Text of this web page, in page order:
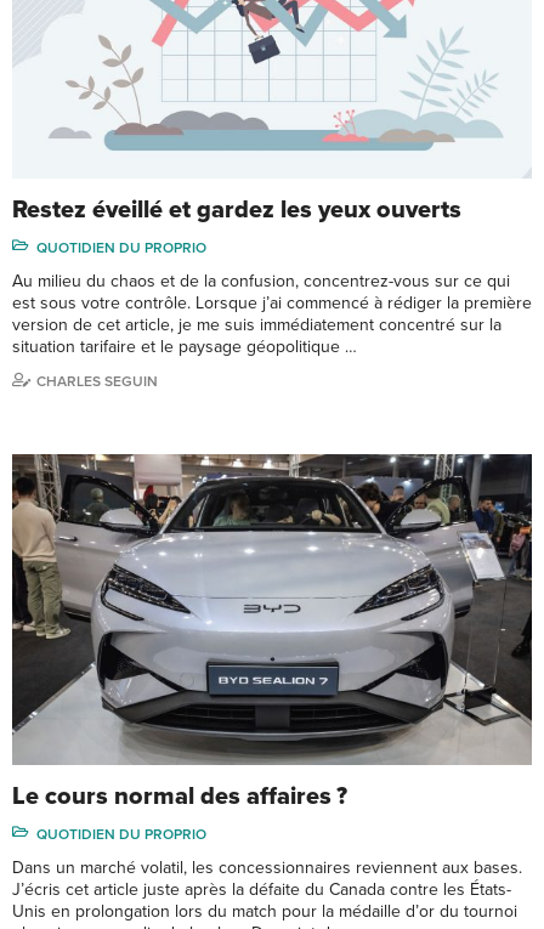
Restez éveillé et gardez les yeux ouverts
QUOTIDIEN DU PROPRIO
Au milieu du chaos et de la confusion, concentrez-vous sur ce qui
est sous votre contrôle. Lorsque j’ai commencé à rédiger la première
version de cet article, je me suis immédiatement concentré sur la
situation tarifaire et le paysage géopolitique …
CHARLES SEGUIN
Le cours normal des affaires ?
QUOTIDIEN DU PROPRIO
Dans un marché volatil, les concessionnaires reviennent aux bases.
J’écris cet article juste après la défaite du Canada contre les États-
Unis en prolongation lors du match pour la médaille d’or du tournoi